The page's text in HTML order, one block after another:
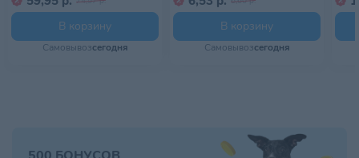
3) Идеальный вес: Формула способствует поддержанию
идеального веса у собак породы мопс.
4) Эксклюзивная форма крокет: специально для челюстей собак
брахицефальных пород: Крокеты специальной формы для собак
В корзину
Самовывозсегодня
В корзину
Самовывозсегодня